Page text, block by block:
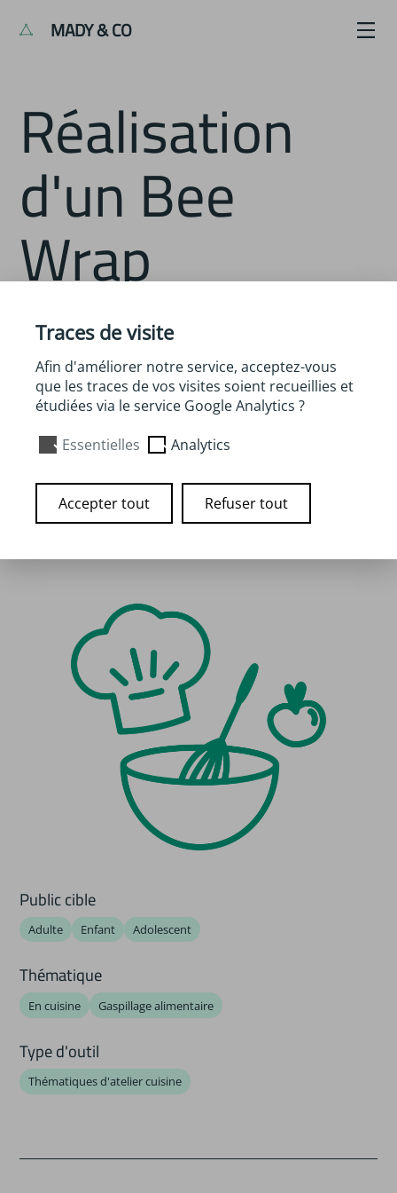
MADY & CO
Réalisation
d'un Bee
Wrap
Description :Le Bee Wrap est un emballage naturel à
recouvrir un plat, il est durable, élégant et pratique.
Auteur :Papille
Disponibilité : À voir en ligne
Lien vers le site
Public cible
Adulte Enfant Adolescent
Thématique
En cuisine Gaspillage alimentaire
Type d'outil
Thématiques d'atelier cuisine
Traces de visite
Afin d'améliorer notre service, acceptez-vous
que les traces de vos visites soient recueillies et
étudiées via le service Google Analytics ?
Essentielles
Analytics
Accepter tout Refuser tout